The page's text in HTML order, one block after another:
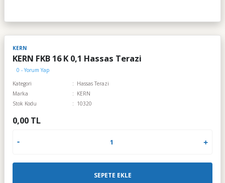
KERN
KERN FKB 16 K 0,1 Hassas Terazi
0 - Yorum Yap
Kategori
Hassas Terazi
Marka
KERN
Stok Kodu
10320
0,00 TL
SEPETE EKLE